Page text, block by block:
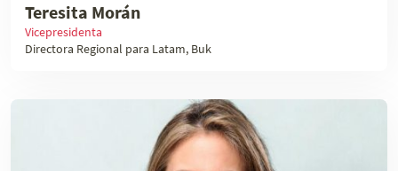
Teresita Morán
Vicepresidenta
Directora Regional para Latam, Buk